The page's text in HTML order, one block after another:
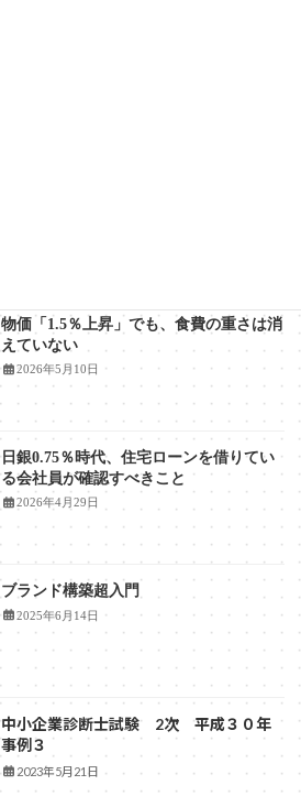
物価「1.5％上昇」でも、食費の重さは消
えていない
2026年5月10日
日銀0.75％時代、住宅ローンを借りてい
る会社員が確認すべきこと
2026年4月29日
ブランド構築超入門
2025年6月14日
中小企業診断士試験 2次 平成３０年
事例３
2023年5月21日